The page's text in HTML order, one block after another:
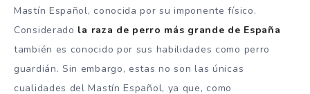
Mastín Español, conocida por su imponente físico.
Considerado la raza de perro más grande de España
también es conocido por sus habilidades como perro
guardián. Sin embargo, estas no son las únicas
cualidades del Mastín Español, ya que, como